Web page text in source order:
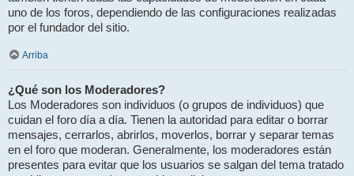
uno de los foros, dependiendo de las configuraciones realizadas
por el fundador del sitio.
Arriba
¿Qué son los Moderadores?
Los Moderadores son individuos (o grupos de individuos) que
cuidan el foro día a día. Tienen la autoridad para editar o borrar
mensajes, cerrarlos, abrirlos, moverlos, borrar y separar temas
en el foro que moderan. Generalmente, los moderadores están
presentes para evitar que los usuarios se salgan del tema tratado